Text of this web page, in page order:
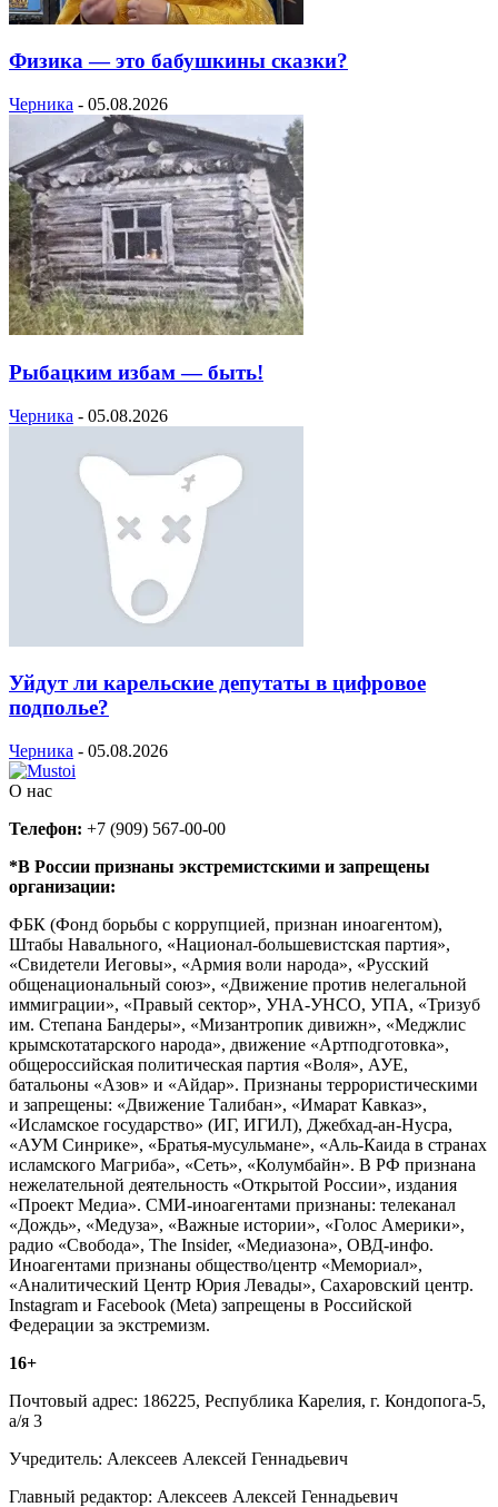
Физика — это бабушкины сказки?
Черника - 05.08.2026
Рыбацким избам — быть!
Черника - 05.08.2026
Уйдут ли карельские депутаты в цифровое
подполье?
Черника - 05.08.2026
О нас
Телефон: +7 (909) 567-00-00
*В России признаны экстремистскими и запрещены
организации:
ФБК (Фонд борьбы с коррупцией, признан иноагентом),
Штабы Навального, «Национал-большевистская партия»,
«Свидетели Иеговы», «Армия воли народа», «Русский
общенациональный союз», «Движение против нелегальной
иммиграции», «Правый сектор», УНА-УНСО, УПА, «Тризуб
им. Степана Бандеры», «Мизантропик дивижн», «Меджлис
крымскотатарского народа», движение «Артподготовка»,
общероссийская политическая партия «Воля», АУЕ,
батальоны «Азов» и «Айдар». Признаны террористическими
и запрещены: «Движение Талибан», «Имарат Кавказ»,
«Исламское государство» (ИГ, ИГИЛ), Джебхад-ан-Нусра,
«АУМ Синрике», «Братья-мусульмане», «Аль-Каида в странах
исламского Магриба», «Сеть», «Колумбайн». В РФ признана
нежелательной деятельность «Открытой России», издания
«Проект Медиа». СМИ-иноагентами признаны: телеканал
«Дождь», «Медуза», «Важные истории», «Голос Америки»,
радио «Свобода», The Insider, «Медиазона», ОВД-инфо.
Иноагентами признаны общество/центр «Мемориал»,
«Аналитический Центр Юрия Левады», Сахаровский центр.
Instagram и Facebook (Metа) запрещены в Российской
Федерации за экстремизм.
16+
Почтовый адрес: 186225, Республика Карелия, г. Кондопога-5,
а/я 3
Учредитель: Алексеев Алексей Геннадьевич
Главный редактор: Алексеев Алексей Геннадьевич